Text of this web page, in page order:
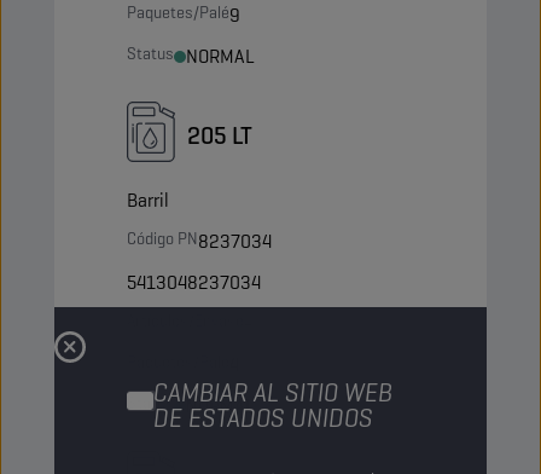
CAMBIAR AL SITIO WEB
DE ESTADOS UNIDOS
Paquetes/Palé9
Status NORMAL
205 LT
Barril
Código PN8237034
5413048237034
Status NORMAL